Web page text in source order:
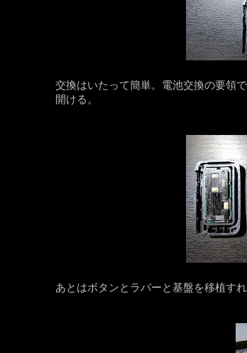
交換はいたって簡単。電池交換の要領
開ける。
あとはボタンとラバーと基盤を移植す